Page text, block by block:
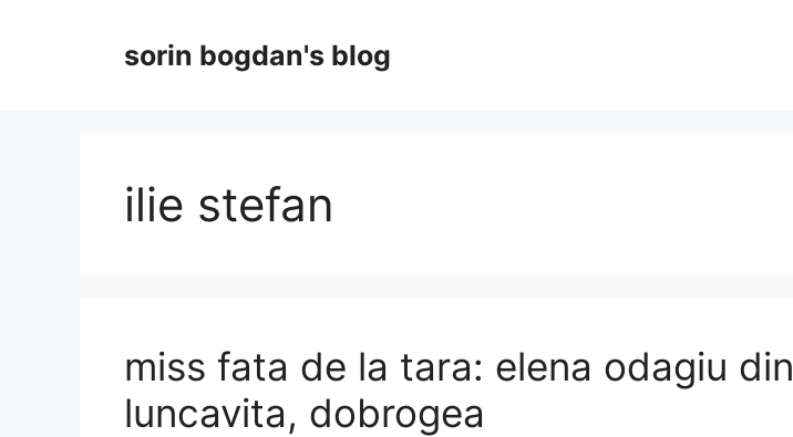
sorin bogdan's blog
ilie stefan
miss fata de la tara: elena odagiu din
luncavita, dobrogea